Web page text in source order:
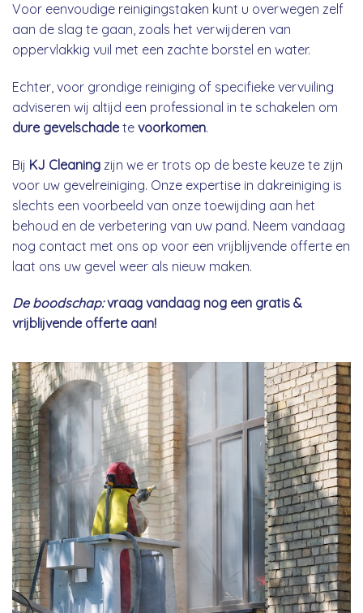
Voor eenvoudige reinigingstaken kunt u overwegen zelf
aan de slag te gaan, zoals het verwijderen van
oppervlakkig vuil met een zachte borstel en water.
Echter, voor grondige reiniging of specifieke vervuiling
adviseren wij altijd een professional in te schakelen om
dure gevelschadete voorkomen.
Bij KJ Cleaning zijn we er trots op de beste keuze te zijn
voor uw gevelreiniging. Onze expertise in dakreiniging is
slechts een voorbeeld van onze toewijding aan het
behoud en de verbetering van uw pand. Neem vandaag
nog contact met ons op voor een vrijblijvende offerte en
laat ons uw gevel weer als nieuw maken.
De boodschap:vraag vandaag nog een gratis &
vrijblijvende offerte aan!